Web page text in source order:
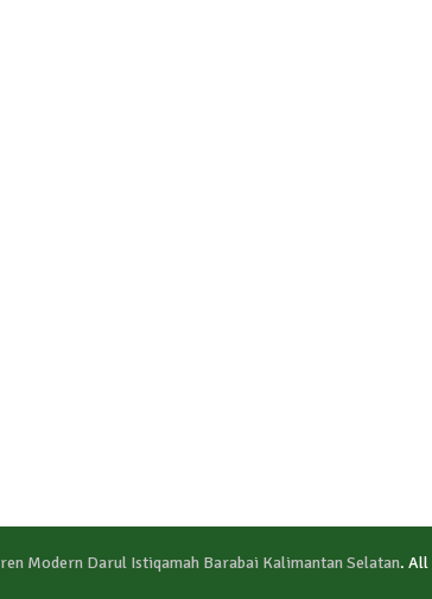
Modern Darul Istiqamah Barabai Kalimantan Selatan. All